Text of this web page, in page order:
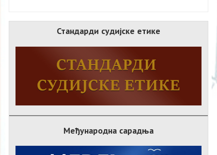
Стандарди судијске етике
Међународна сарадња